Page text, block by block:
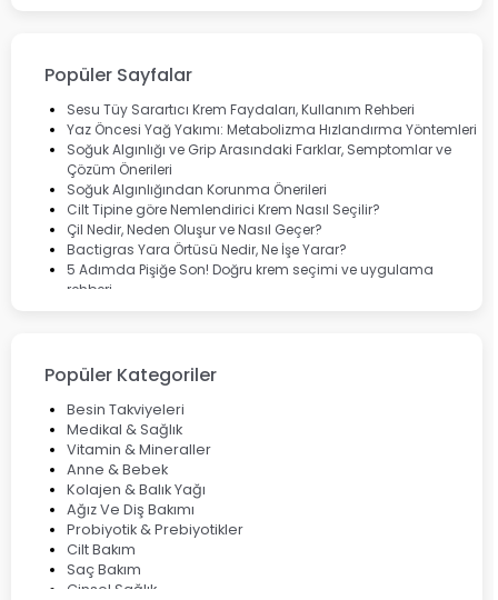
Lansinoh
Cebrolux
Dermoskin
Marvis
Rcfarma
Popüler Sayfalar
Sesu Tüy Sarartıcı Krem Faydaları, Kullanım Rehberi
Yaz Öncesi Yağ Yakımı: Metabolizma Hızlandırma Yöntemleri
Soğuk Algınlığı ve Grip Arasındaki Farklar, Semptomlar ve
Çözüm Önerileri
Soğuk Algınlığından Korunma Önerileri
Cilt Tipine göre Nemlendirici Krem Nasıl Seçilir?
Çil Nedir, Neden Oluşur ve Nasıl Geçer?
Bactigras Yara Örtüsü Nedir, Ne İşe Yarar?
5 Adımda Pişiğe Son! Doğru krem seçimi ve uygulama
rehberi
Çözüm Yolları
Bocavirüs Enfeksiyonu Hakkında Bilmeniz Gerekenler
Deep Flex Topraklama Matı Nedir? Detaylı Rehber
Mumiyo Nedir? Faydaları ve Kullanım Alanları Nelerdir?
Popüler Kategoriler
Besin Takviyeleri
Medikal & Sağlık
Vitamin & Mineraller
Anne & Bebek
Kolajen & Balık Yağı
Ağız Ve Diş Bakımı
Probiyotik & Prebiyotikler
Cilt Bakım
Saç Bakım
Cinsel Sağlık